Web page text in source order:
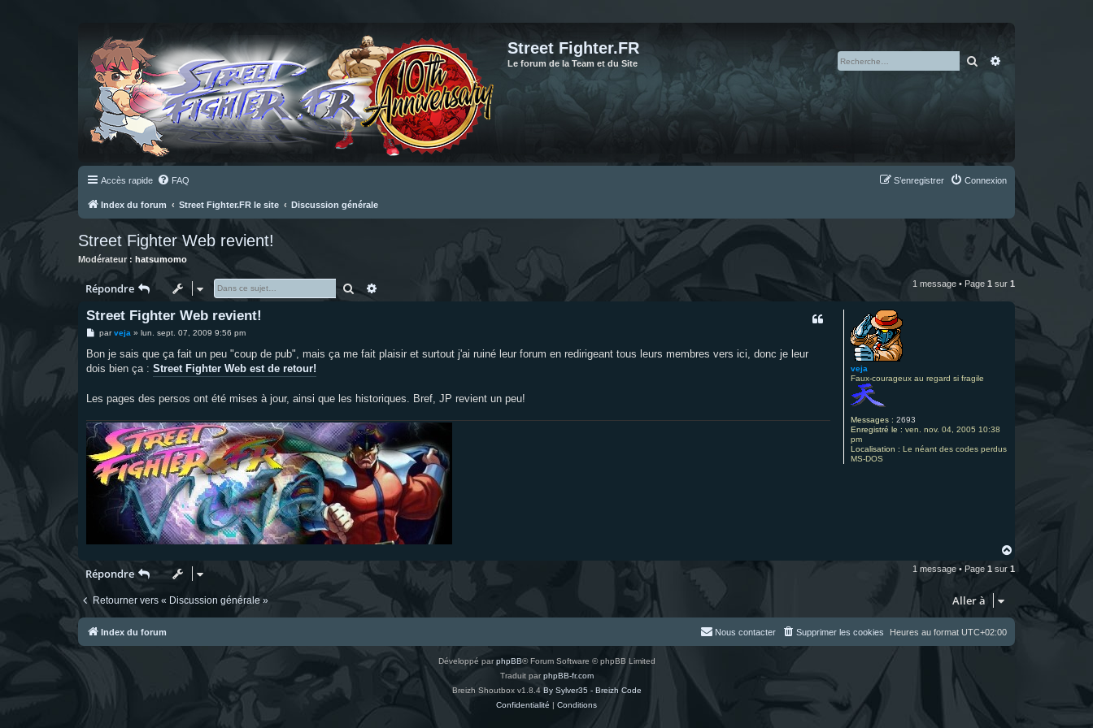
Street Fighter.FR
Le forum de la Team et du Site Rechercher
Accès rapide FAQ Connexion
S’enregistrer
Index du forum Street Fighter.FR le site Discussion générale
Street Fighter Web revient!
Modérateur : hatsumomo
Répondre Rechercher 1 message • Page 1 sur 1
veja
Faux-courageux au regard si fragile
Messages : 2693
Enregistré le : ven. nov. 04, 2005 10:38
pm
Localisation : Le néant des codes perdus
MS-DOS
Street Fighter Web revient!
M
s
a
parveja » lun. sept. 07, 2009 9:56 pm
Bon je sais que ça fait un peu "coup de pub", mais ça me fait plaisir et surtout j'ai ruiné leur forum en redirigeant tous leurs membres vers ici, donc je leur
dois bien ça : Street Fighter Web est de retour!
Les pages des persos ont été mises à jour, ainsi que les historiques. Bref, JP revient un peu!
u
Répondre 1 message • Page 1 sur 1
Retourner vers « Discussion générale » Aller à
Index du forum Heures au format UTC+02:00
Supprimer les cookies
Nous contacter
Développé parphpBB® Forum Software © phpBB Limited
Traduit parphpBB-fr.com
Breizh Shoutbox v1.8.4 By Sylver35 - Breizh Code
Confidentialité | Conditions